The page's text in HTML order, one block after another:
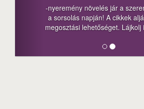
-nyeremény növelés jár a
a sorsolás napján! A cikkek
megosztási lehetőséget. Lájkolj